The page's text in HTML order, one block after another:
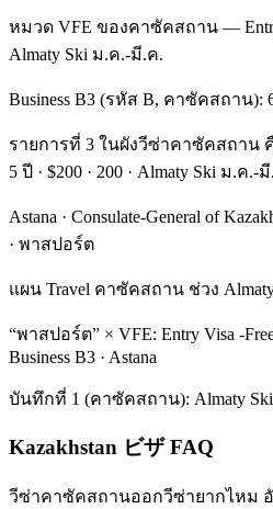
หมวด VFE ของคาซัคสถาน — Entry
Almaty Ski ม.ค.-มี.ค.
Business B3 (รหัส B, คาซัคสถาน):
รายการที่ 3 ในผังวีซ่าคาซัคสถาน คื
5 ปี · $200 · 200 · Almaty Ski ม.ค.-
Astana · Consulate-General of
· พาสปอร์ต
แผน Travel คาซัคสถาน ช่วง
“พาสปอร์ต” × VFE: Entry Visa -
Business B3 · Astana
บันทึกที่ 1 (คาซัคสถาน): Almaty Ski
Kazakhstan ビザ FAQ
วีซ่าคาซัคสถานออกวีซ่ายากไหม อั